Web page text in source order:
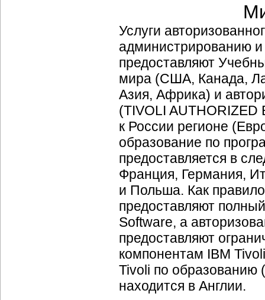
Услуги
администрированию
предоставляют
мира (США, Канада,
Азия, Африка) и
(TIVOLI AUTHORIZED
к России регионе
образование по
предоставляется в
Франция, Германия,
и Польша. Как
предоставляют
Software, а
предоставляют
компонентам IBM
Tivoli по образованию
находится в Англии.